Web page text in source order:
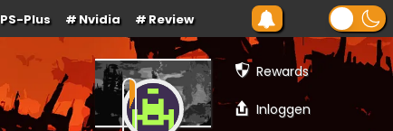
PS-Plus Nvidia Review
Rewards
Inloggen